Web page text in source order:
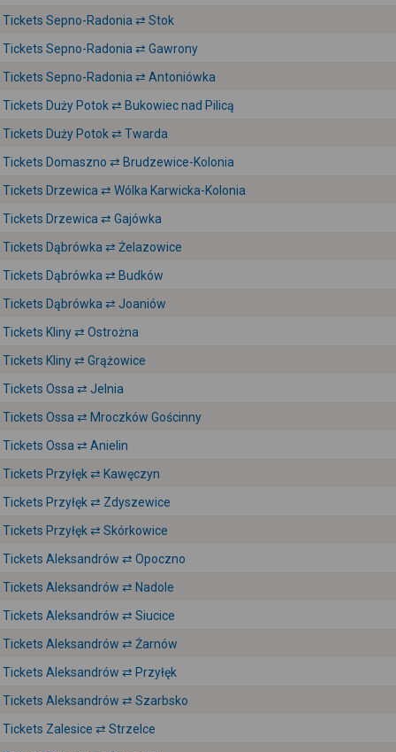
Tickets Sepno-Radonia ⇄ Stok
Tickets Sepno-Radonia ⇄ Gawrony
Tickets Sepno-Radonia ⇄ Antoniówka
Tickets Duży Potok ⇄ Bukowiec nad Pilicą
Tickets Duży Potok ⇄ Twarda
Tickets Domaszno ⇄ Brudzewice-Kolonia
Tickets Drzewica ⇄ Wólka Karwicka-Kolonia
Tickets Drzewica ⇄ Gajówka
Tickets Dąbrówka ⇄ Żelazowice
Tickets Dąbrówka ⇄ Budków
Tickets Dąbrówka ⇄ Joaniów
Tickets Kliny ⇄ Ostrożna
Tickets Kliny ⇄ Grążowice
Tickets Ossa ⇄ Jelnia
Tickets Ossa ⇄ Mroczków Gościnny
Tickets Ossa ⇄ Anielin
Tickets Przyłęk ⇄ Kawęczyn
Tickets Przyłęk ⇄ Zdyszewice
Tickets Przyłęk ⇄ Skórkowice
Tickets Aleksandrów ⇄ Opoczno
Tickets Aleksandrów ⇄ Nadole
Tickets Aleksandrów ⇄ Siucice
Tickets Aleksandrów ⇄ Żarnów
Tickets Aleksandrów ⇄ Przyłęk
Tickets Aleksandrów ⇄ Szarbsko
Tickets Zalesice ⇄ Strzelce